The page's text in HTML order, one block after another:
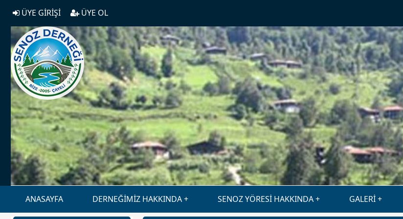
ÜYE GİRİŞİ ÜYE OL
ANASAYFA DERNEĞİMİZ HAKKINDA SENOZ YÖRESİ HAKKINDA GALERİ